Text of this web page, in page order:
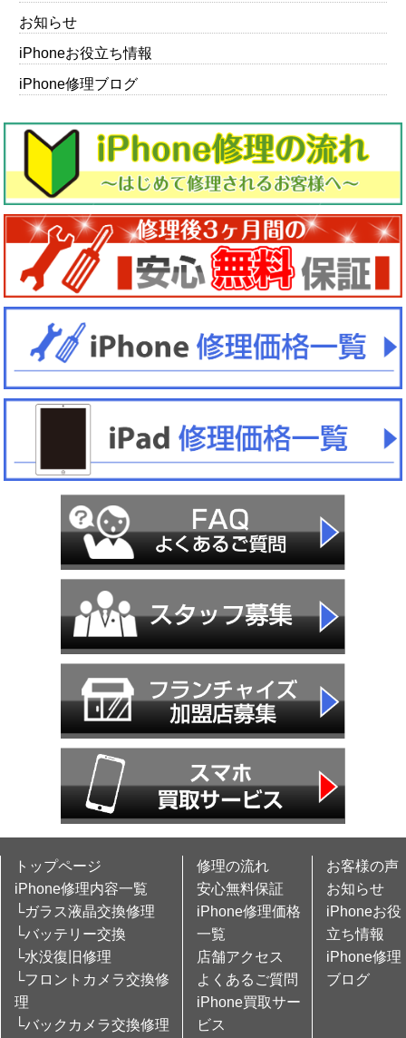
お知らせ
iPhoneお役立ち情報
iPhone修理ブログ
トップページ
iPhone修理内容一覧
└ガラス液晶交換修理
└バッテリー交換
└水没復旧修理
└フロントカメラ交換修
理
└バックカメラ交換修理
修理の流れ
安心無料保証
iPhone修理価格
一覧
店舗アクセス
よくあるご質問
iPhone買取サー
ビス
お客様の声
お知らせ
iPhoneお役
立ち情報
iPhone修理
ブログ